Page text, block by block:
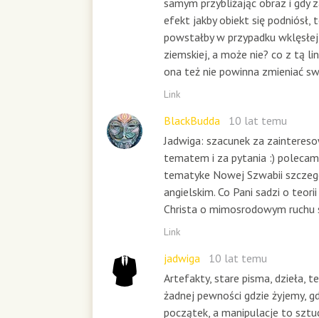
efekt jakby obiekt się
powstałby w przypadku
ziemskiej, a może nie? co z tą
ona też nie powinna zmieniać
Link
BlackBudda
10 lat temu
Jadwiga: szacunek za
tematem i za pytania :)
tematyke Nowej Szwabii
angielskim. Co Pani sadzi o
Christa o mimosrodowym ruchu
Link
jadwiga
10 lat temu
Artefakty, stare pisma, dzieła,
żadnej pewności gdzie żyjemy,
początek, a manipulacje to